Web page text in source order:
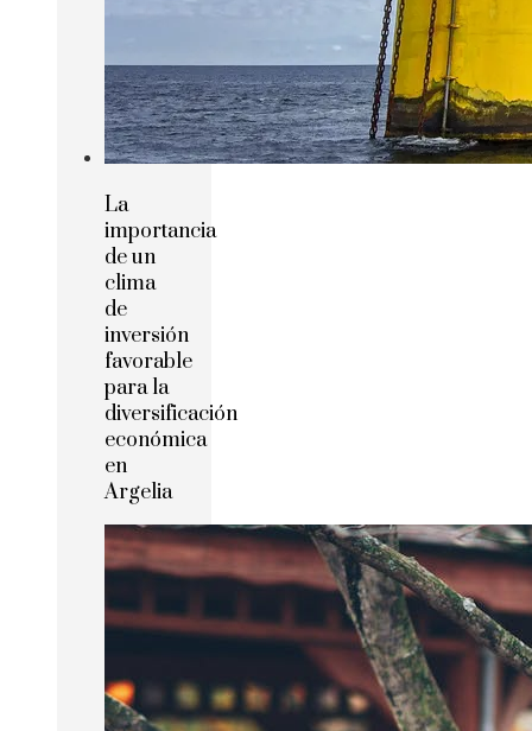
La
importancia
de un
clima
de
inversión
favorable
para la
diversificación
económica
en
Argelia